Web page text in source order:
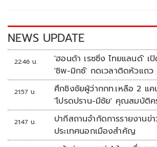
k k
NEWS UPDATE
22:46 น.
'ฮอนด้า เรซซิ่ง ไทยแลนด์' เ
'ชิพ-มิกซ์' กดเวลาติดหัวแถว
ที่มัลดาลิกา
21:57 น.
ศึกชิงชัยผู้ว่ากกท.เหลือ 2 แ
'โปรดปราน-มีชัย' คุณสมบัติค
21:47 น.
ปากีสถานจำกัดการรายงานข่
ประเทศนอกเมืองสำคัญ